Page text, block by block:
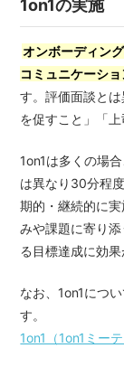
1on1の実施
オンボーディン
コミュニケーシ
す。評価面談と
を促すこと」「
1on1は多くの場
は異なり30分程
期的・継続的に
みや課題に寄り
る目標達成に効果
なお、1on1につ
す。
1on1（1on1ミー